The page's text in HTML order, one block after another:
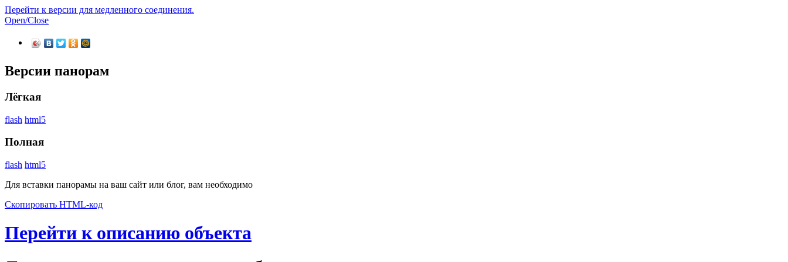
Перейти к версии для медленного соединения.
Open/Close
Версии панорам
Лёгкая
flash html5
Полная
flash html5
Для вставки панорамы на ваш сайт или блог, вам необходимо
Скопировать HTML-код
Перейти к описанию объекта